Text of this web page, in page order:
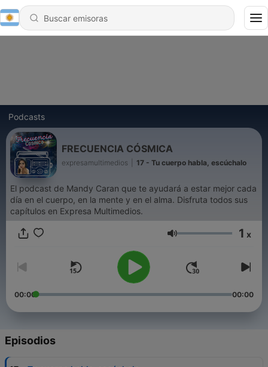
Podcasts
FRECUENCIA CÓSMICA
expresamultimedios 17 - Tu cuerpo habla, escúchalo
El podcast de Mandy Caran que te ayudará a estar mejor cada
día en el cuerpo, en la mente y en el alma. Disfruta todos sus
capítulos en Expresa Multimedios.
Volumen 1 x
00:00 00:00
Episodios